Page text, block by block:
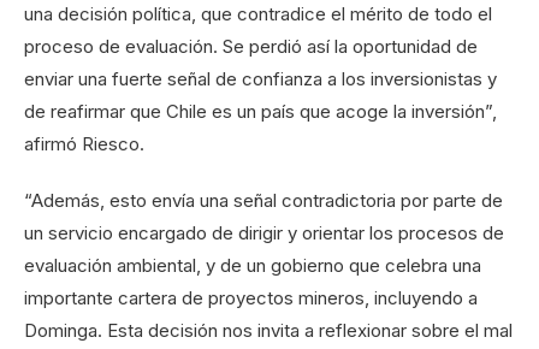
una decisión política, que contradice el mérito de todo el
proceso de evaluación. Se perdió así la oportunidad de
enviar una fuerte señal de confianza a los inversionistas y
de reafirmar que Chile es un país que acoge la inversión”,
afirmó Riesco.
“Además, esto envía una señal contradictoria por parte de
un servicio encargado de dirigir y orientar los procesos de
evaluación ambiental, y de un gobierno que celebra una
importante cartera de proyectos mineros, incluyendo a
Dominga. Esta decisión nos invita a reflexionar sobre el mal